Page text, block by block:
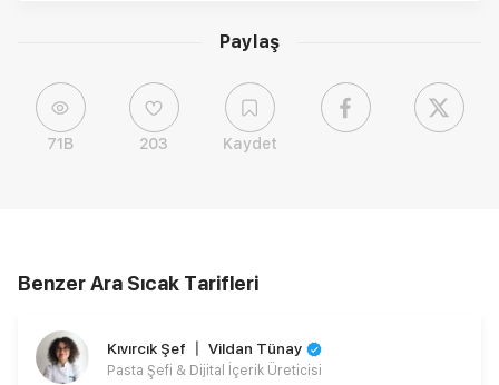
Paylaş
71B 203 Kaydet
Benzer Ara Sıcak Tarifleri
Kıvırcık Şef 〡 Vildan Tünay
Pasta Şefi & Dijital İçerik Üreticisi